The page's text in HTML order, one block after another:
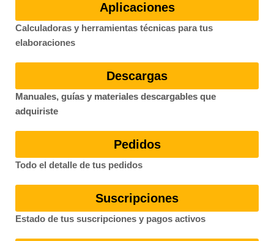
Aplicaciones
Calculadoras y herramientas técnicas para tus
elaboraciones
Descargas
Manuales, guías y materiales descargables que
adquiriste
Pedidos
Todo el detalle de tus pedidos
Suscripciones
Estado de tus suscripciones y pagos activos